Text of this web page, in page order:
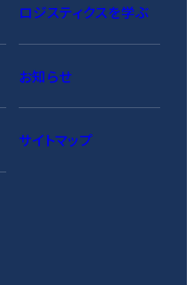
ロジスティクスを学ぶ
お知らせ
サイトマップ